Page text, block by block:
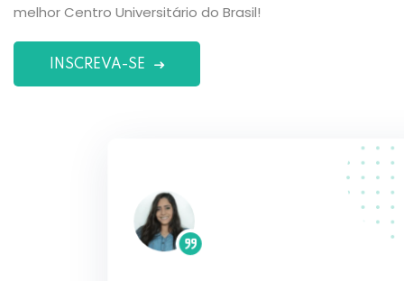
melhor Centro Universitário do Brasil!
INSCREVA-SE